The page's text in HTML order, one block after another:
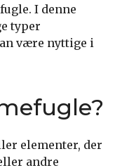
I denne
typer
være nyttige i
elementer, der
andre